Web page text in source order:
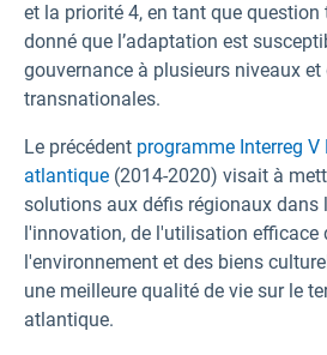
et la priorité 4, en tant que question
donné que l’adaptation est
gouvernance à plusieurs niveaux et
transnationales.
Le précédent programme Interreg V
atlantique (2014-2020) visait à
solutions aux défis régionaux dans
l'innovation, de l'utilisation efficace
l'environnement et des biens
une meilleure qualité de vie sur le
atlantique.